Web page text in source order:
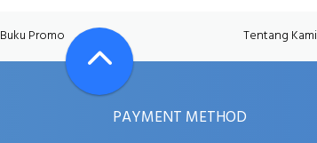
Buku Promo Tentang Kami
PAYMENT METHOD